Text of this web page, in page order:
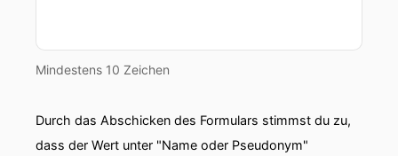
Mindestens 10 Zeichen
Durch das Abschicken des Formulars stimmst du zu,
dass der Wert unter "Name oder Pseudonym"